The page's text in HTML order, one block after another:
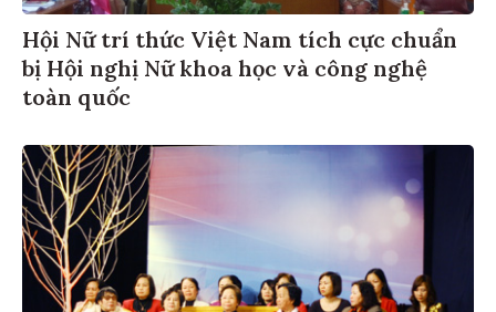
Hội Nữ trí thức Việt Nam tích cực chuẩn
bị Hội nghị Nữ khoa học và công nghệ
toàn quốc